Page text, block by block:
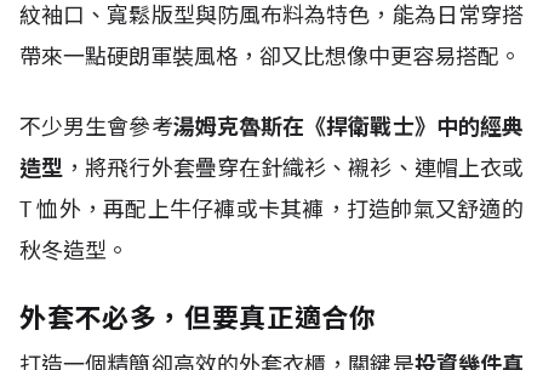
紋袖口、寬鬆版型與防風布料為特色，能為日常穿搭
帶來一點硬朗軍裝風格，卻又比想像中更容易搭配。
不少男生會參考湯姆克魯斯在《捍衛戰士》中的經典
造型 ，將飛行外套疊穿在針織衫、襯衫、連帽上衣或
T恤外，再配上牛仔褲或卡其褲，打造帥氣又舒適的
秋冬造型。
外套不必多，但要真正適合你